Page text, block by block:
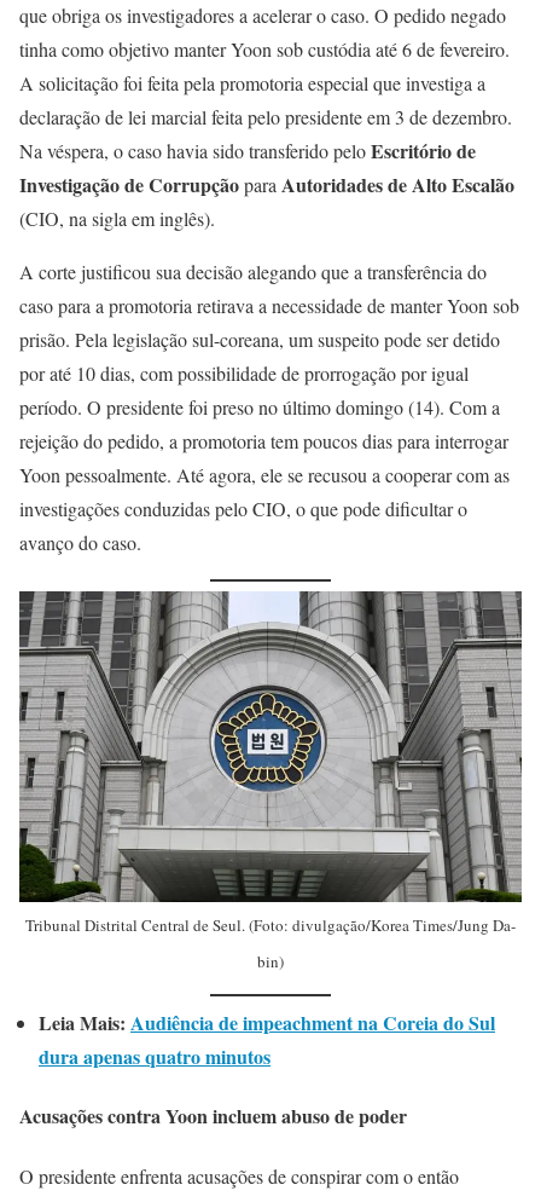
que obriga os investigadores a acelerar o caso. O pedido negado
tinha como objetivo manter Yoon sob custódia até 6 de fevereiro.
A solicitação foi feita pela promotoria especial que investiga a
declaração de lei marcial feita pelo presidente em 3 de dezembro.
Na véspera, o caso havia sido transferido peloEscritório de
Investigação de Corrupçãopara Autoridades de Alto Escalão
(CIO, na sigla em inglês).
A corte justificou sua decisão alegando que a transferência do
caso para a promotoria retirava a necessidade de manter Yoon sob
prisão. Pela legislação sul-coreana, um suspeito pode ser detido
por até 10 dias, com possibilidade de prorrogação por igual
período. O presidente foi preso no último domingo (14). Com a
rejeição do pedido, a promotoria tem poucos dias para interrogar
Yoon pessoalmente. Até agora, ele se recusou a cooperar com as
investigações conduzidas pelo CIO, o que pode dificultar o
avanço do caso.
Tribunal Distrital Central de Seul. (Foto: divulgação/Korea Times/Jung Da-
bin)
Leia Mais: Audiência de impeachment na Coreia do Sul
dura apenas quatro minutos
Acusações contra Yoon incluem abuso de poder
O presidente enfrenta acusações de conspirar com o então